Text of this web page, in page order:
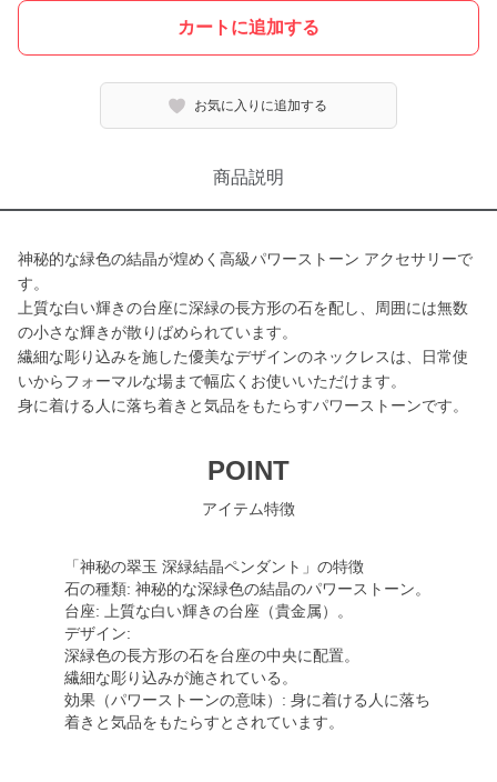
カートに追加する
お気に入りに追加する
商品説明
神秘的な緑色の結晶が煌めく高級パワーストーン アクセサリーで
す。
上質な白い輝きの台座に深緑の長方形の石を配し、周囲には無数
の小さな輝きが散りばめられています。
繊細な彫り込みを施した優美なデザインのネックレスは、日常使
いからフォーマルな場まで幅広くお使いいただけます。
身に着ける人に落ち着きと気品をもたらすパワーストーンです。
POINT
アイテム特徴
「神秘の翠玉 深緑結晶ペンダント」の特徴
石の種類: 神秘的な深緑色の結晶のパワーストーン。
台座: 上質な白い輝きの台座（貴金属）。
デザイン:
深緑色の長方形の石を台座の中央に配置。
繊細な彫り込みが施されている。
効果（パワーストーンの意味）: 身に着ける人に落ち
着きと気品をもたらすとされています。